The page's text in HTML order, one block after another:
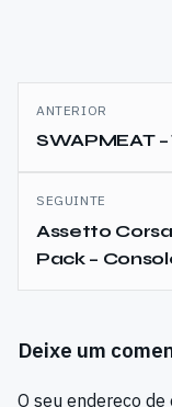
Navegação
de
artigos
ANTERIOR
SWAPMEAT
SEGUINTE
Assetto
Pack –
Deixe um
O seu endereço